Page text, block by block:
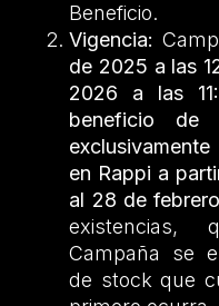
Beneficio.
Vigencia:
de 2025 a las
2026 a las
beneficio de
en Rappi a
al 28 de
Campaña se
de stock que